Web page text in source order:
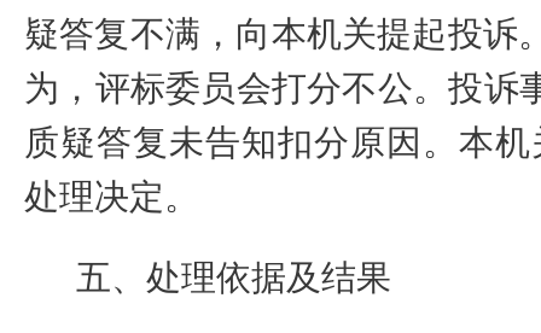
疑答复不满，向本机关提起投诉
为， 评标委员会打分不公。投诉
质疑答复未告知扣分原因。本机
处理决定。
五、处理依据及结果